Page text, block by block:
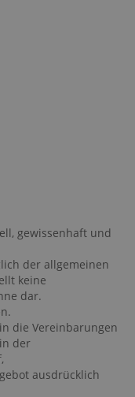
gewissenhaft und
der allgemeinen
keine
dar.
die Vereinbarungen
der
ausdrücklich